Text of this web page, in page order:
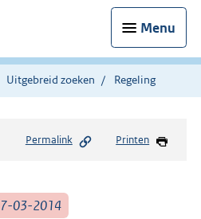
Menu
Uitgebreid zoeken Regeling
Permalink Printen
03-2014